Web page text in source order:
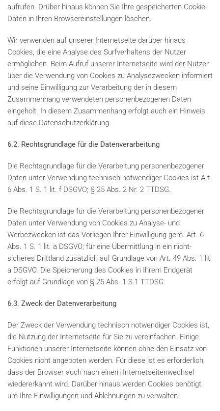
aufrufen. Drüber hinaus können Sie Ihre gespeicherten Cookie-
Daten in Ihren Browsereinstellungen löschen.
Wir verwenden auf unserer Internetseite darüber hinaus
Cookies, die eine Analyse des Surfverhaltens der Nutzer
ermöglichen. Beim Aufruf unserer Internetseite wird der Nutzer
über die Verwendung von Cookies zu Analysezwecken informiert
und seine Einwilligung zur Verarbeitung der in diesem
Zusammenhang verwendeten personenbezogenen Daten
eingeholt. In diesem Zusammenhang erfolgt auch ein Hinweis
auf diese Datenschutzerklärung.
6.2. Rechtsgrundlage für die Datenverarbeitung
Die Rechtsgrundlage für die Verarbeitung personenbezogener
Daten unter Verwendung technisch notwendiger Cookies ist Art.
6 Abs. 1 S. 1 lit. f DSGVO; § 25 Abs. 2 Nr. 2 TTDSG.
Die Rechtsgrundlage für die Verarbeitung personenbezogener
Daten unter Verwendung von Cookies zu Analyse- und
Werbezwecken ist das Vorliegen Ihrer Einwilligung gem. Art. 6
Abs. 1 S. 1 lit. a DSGVO; für eine Übermittlung in ein nicht-
sicheres Drittland zusätzlich auf Grundlage von Art. 49 Abs. 1 lit.
a DSGVO. Die Speicherung des Cookies in Ihrem Endgerät
erfolgt auf Grundlage von § 25 Abs. 1 S.1 TTDSG.
6.3. Zweck der Datenverarbeitung
Der Zweck der Verwendung technisch notwendiger Cookies ist,
die Nutzung der Internetseite für Sie zu vereinfachen. Einige
Funktionen unserer Internetseite können ohne den Einsatz von
Cookies nicht angeboten werden. Für diese ist es erforderlich,
dass der Browser auch nach einem Internetseitenwechsel
wiedererkannt wird. Darüber hinaus werden Cookies benötigt,
um Ihre Einwilligungen und Ablehnungen zu verwalten.